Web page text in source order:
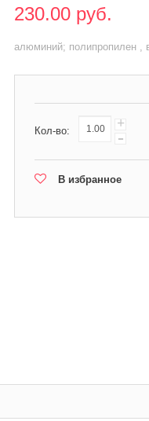
230.00 руб.
алюминий; полипропилен ,
Кол-во: +
-
В избранное